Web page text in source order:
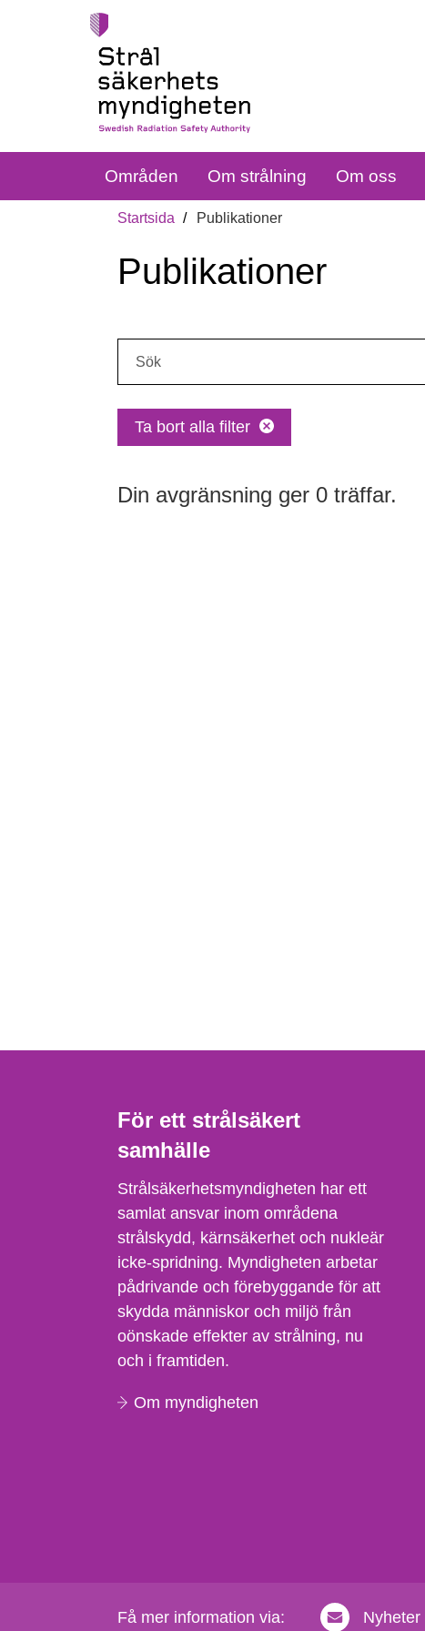
Områden Om strålning Om oss
Startsida Publikationer
Publikationer
Ta bort alla filter
Din avgränsning ger 0 träffar.
För ett strålsäkert
samhälle
Strålsäkerhetsmyndigheten har ett
samlat ansvar inom områdena
strålskydd, kärnsäkerhet och nukleär
icke-spridning. Myndigheten arbetar
pådrivande och förebyggande för att
skydda människor och miljö från
oönskade effekter av strålning, nu
och i framtiden.
Om myndigheten
Få mer information via: Nyheter